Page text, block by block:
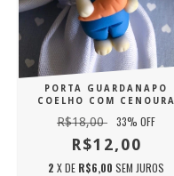
PORTA GUARDANAPO
COELHO COM CENOURA
R$18,00 33% OFF
R$12,00
2 X DE R$6,00 SEM JUROS